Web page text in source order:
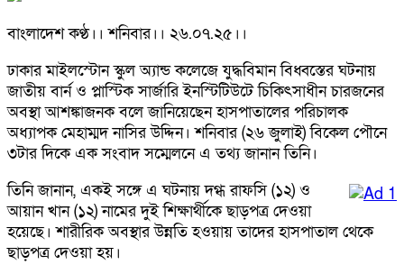
বাংলাদেশ কণ্ঠ।। শনিবার।। ২৬.০৭.২৫।।
ঢাকার মাইলস্টোন স্কুল অ্যান্ড কলেজে যুদ্ধবিমান বিধ্বস্তের ঘটনায়
জাতীয় বার্ন ও প্লাস্টিক সার্জারি ইনস্টিটিউটে চিকিৎসাধীন চারজনের
অবস্থা আশঙ্কাজনক বলে জানিয়েছেন হাসপাতালের পরিচালক
অধ্যাপক মেহাম্মদ নাসির উদ্দিন। শনিবার (২৬ জুলাই) বিকেল পৌনে
৩টার দিকে এক সংবাদ সম্মেলনে এ তথ্য জানান তিনি।
তিনি জানান, একই সঙ্গে এ ঘটনায় দগ্ধ রাফসি (১২) ও
আয়ান খান (১২) নামের দুই শিক্ষার্থীকে ছাড়পত্র দেওয়া
হয়েছে। শারীরিক অবস্থার উন্নতি হওয়ায় তাদের হাসপাতাল থেকে
ছাড়পত্র দেওয়া হয়।